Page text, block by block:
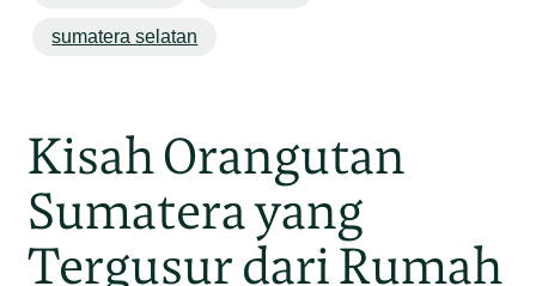
sumatera selatan
Kisah Orangutan
Sumatera yang
Tergusur dari Rumah